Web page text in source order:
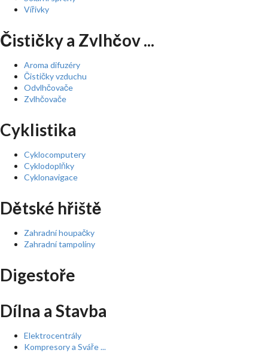
Vířivky
Čističky a Zvlhčov ...
Aroma difuzéry
Čističky vzduchu
Odvlhčovače
Zvlhčovače
Cyklistika
Cyklocomputery
Cyklodoplňky
Cyklonavigace
Dětské hřiště
Zahradní houpačky
Zahradní tampolíny
Digestoře
Dílna a Stavba
Elektrocentrály
Kompresory a Sváře ...